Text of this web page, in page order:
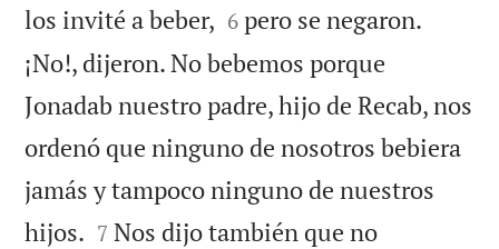
los invité a beber, 

6 pero se negaron.
¡No!, dijeron. No bebemos porque
Jonadab nuestro padre, hijo de Recab, nos
ordenó que ninguno de nosotros bebiera
jamás y tampoco ninguno de nuestros
hijos. 

7 Nos dijo también que no